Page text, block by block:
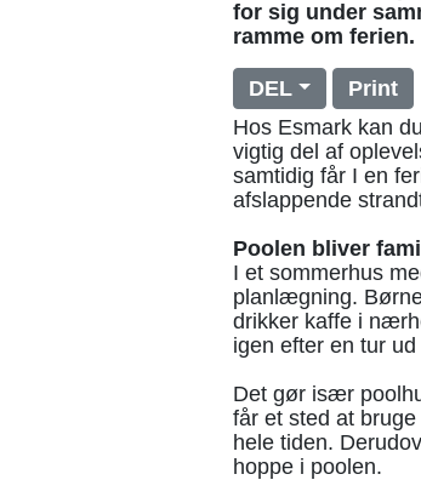
for sig under
ramme om ferien.
DEL
Print
Hos Esmark kan du
vigtig del af
samtidig får I en
afslappende
Poolen bliver
I et sommerhus
planlægning.
drikker kaffe i
igen efter en tur
Det gør især
får et sted at
hele tiden.
hoppe i poolen.